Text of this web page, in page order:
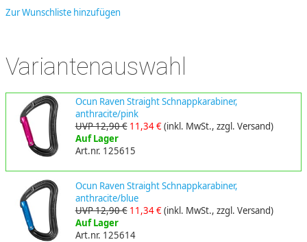
Zur Wunschliste hinzufügen
Variantenauswahl
Ocun Raven Straight Schnappkarabiner,
anthracite/pink
UVP 12,90 € 11,34 €(inkl. MwSt., zzgl. Versand)
Auf Lager
Art.nr. 125615
Ocun Raven Straight Schnappkarabiner,
anthracite/blue
UVP 12,90 € 11,34 €(inkl. MwSt., zzgl. Versand)
Auf Lager
Art.nr. 125614